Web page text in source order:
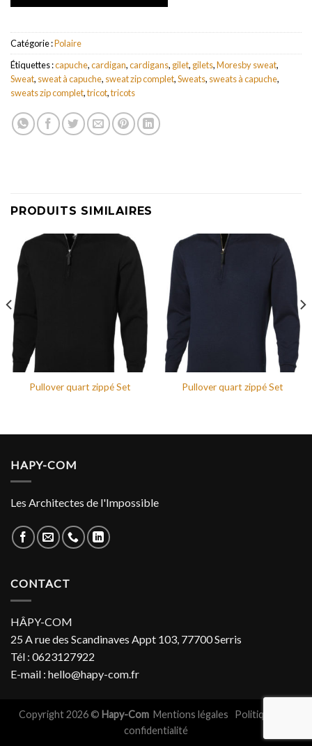
Catégorie :Polaire
Étiquettes :capuche,cardigan,cardigans, gilet, gilets,Moresby sweat,
Sweat, sweat à capuche, sweat zip complet,Sweats, sweats à capuche,
sweats zip complet,tricot,tricots
PRODUITS SIMILAIRES
Pullover quart zippé Set Pullover quart zippé Set
HAPY-COM
Les Architectes de l'Impossible
CONTACT
HÂPY-COM
25 A rue des Scandinaves Appt 103, 77700 Serris
Tél : 0623127922
E-mail : hello@hapy-com.fr
Copyright 2026 © Hapy-Com Mentions légales
Politiques de
confidentialité